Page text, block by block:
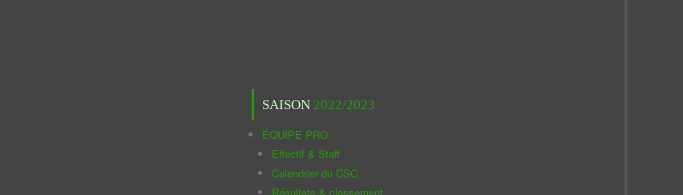
SAISON 2022/2023
ÉQUIPE PRO
Effectif & Staff
Calendrier du CSC